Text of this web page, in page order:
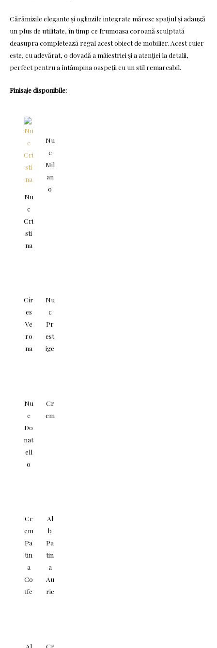
Cărămizile elegante și oglinzile integrate măresc spațiul și adaugă
un plus de utilitate, în timp ce frumoasa coroană sculptată
deasupra completează regal acest obiect de mobilier. Acest cuier
este, cu adevărat, o dovadă a măiestriei și a atenției la detalii,
perfect pentru a întâmpina oaspeții cu un stil remarcabil.
Finisaje disponibile:
Nu
c
Cri
sti
na
Nu
c
Mil
an
o
Cir
es
Ve
ro
na
Nu
c
Pr
est
ige
Nu
c
Do
nat
ell
o
Cr
em
Cr
em
Pa
tin
a
Co
ffe
Al
b
Pa
tin
a
Au
rie
Al Cr